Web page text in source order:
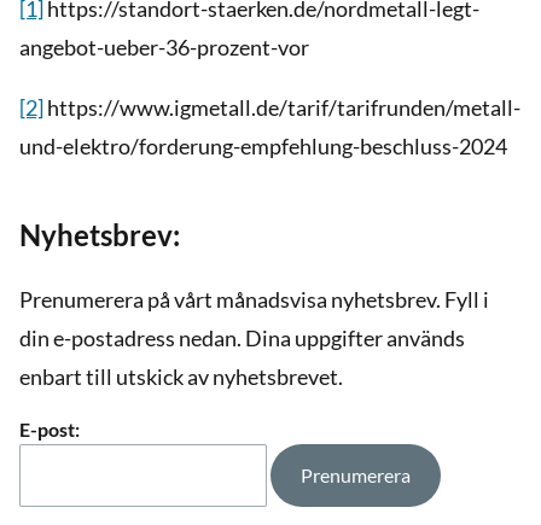
[1]https://standort-staerken.de/nordmetall-legt-
angebot-ueber-36-prozent-vor
[2]https://www.igmetall.de/tarif/tarifrunden/metall-
und-elektro/forderung-empfehlung-beschluss-2024
Nyhetsbrev:
Prenumerera på vårt månadsvisa nyhetsbrev. Fyll i
din e-postadress nedan. Dina uppgifter används
enbart till utskick av nyhetsbrevet.
E-post: